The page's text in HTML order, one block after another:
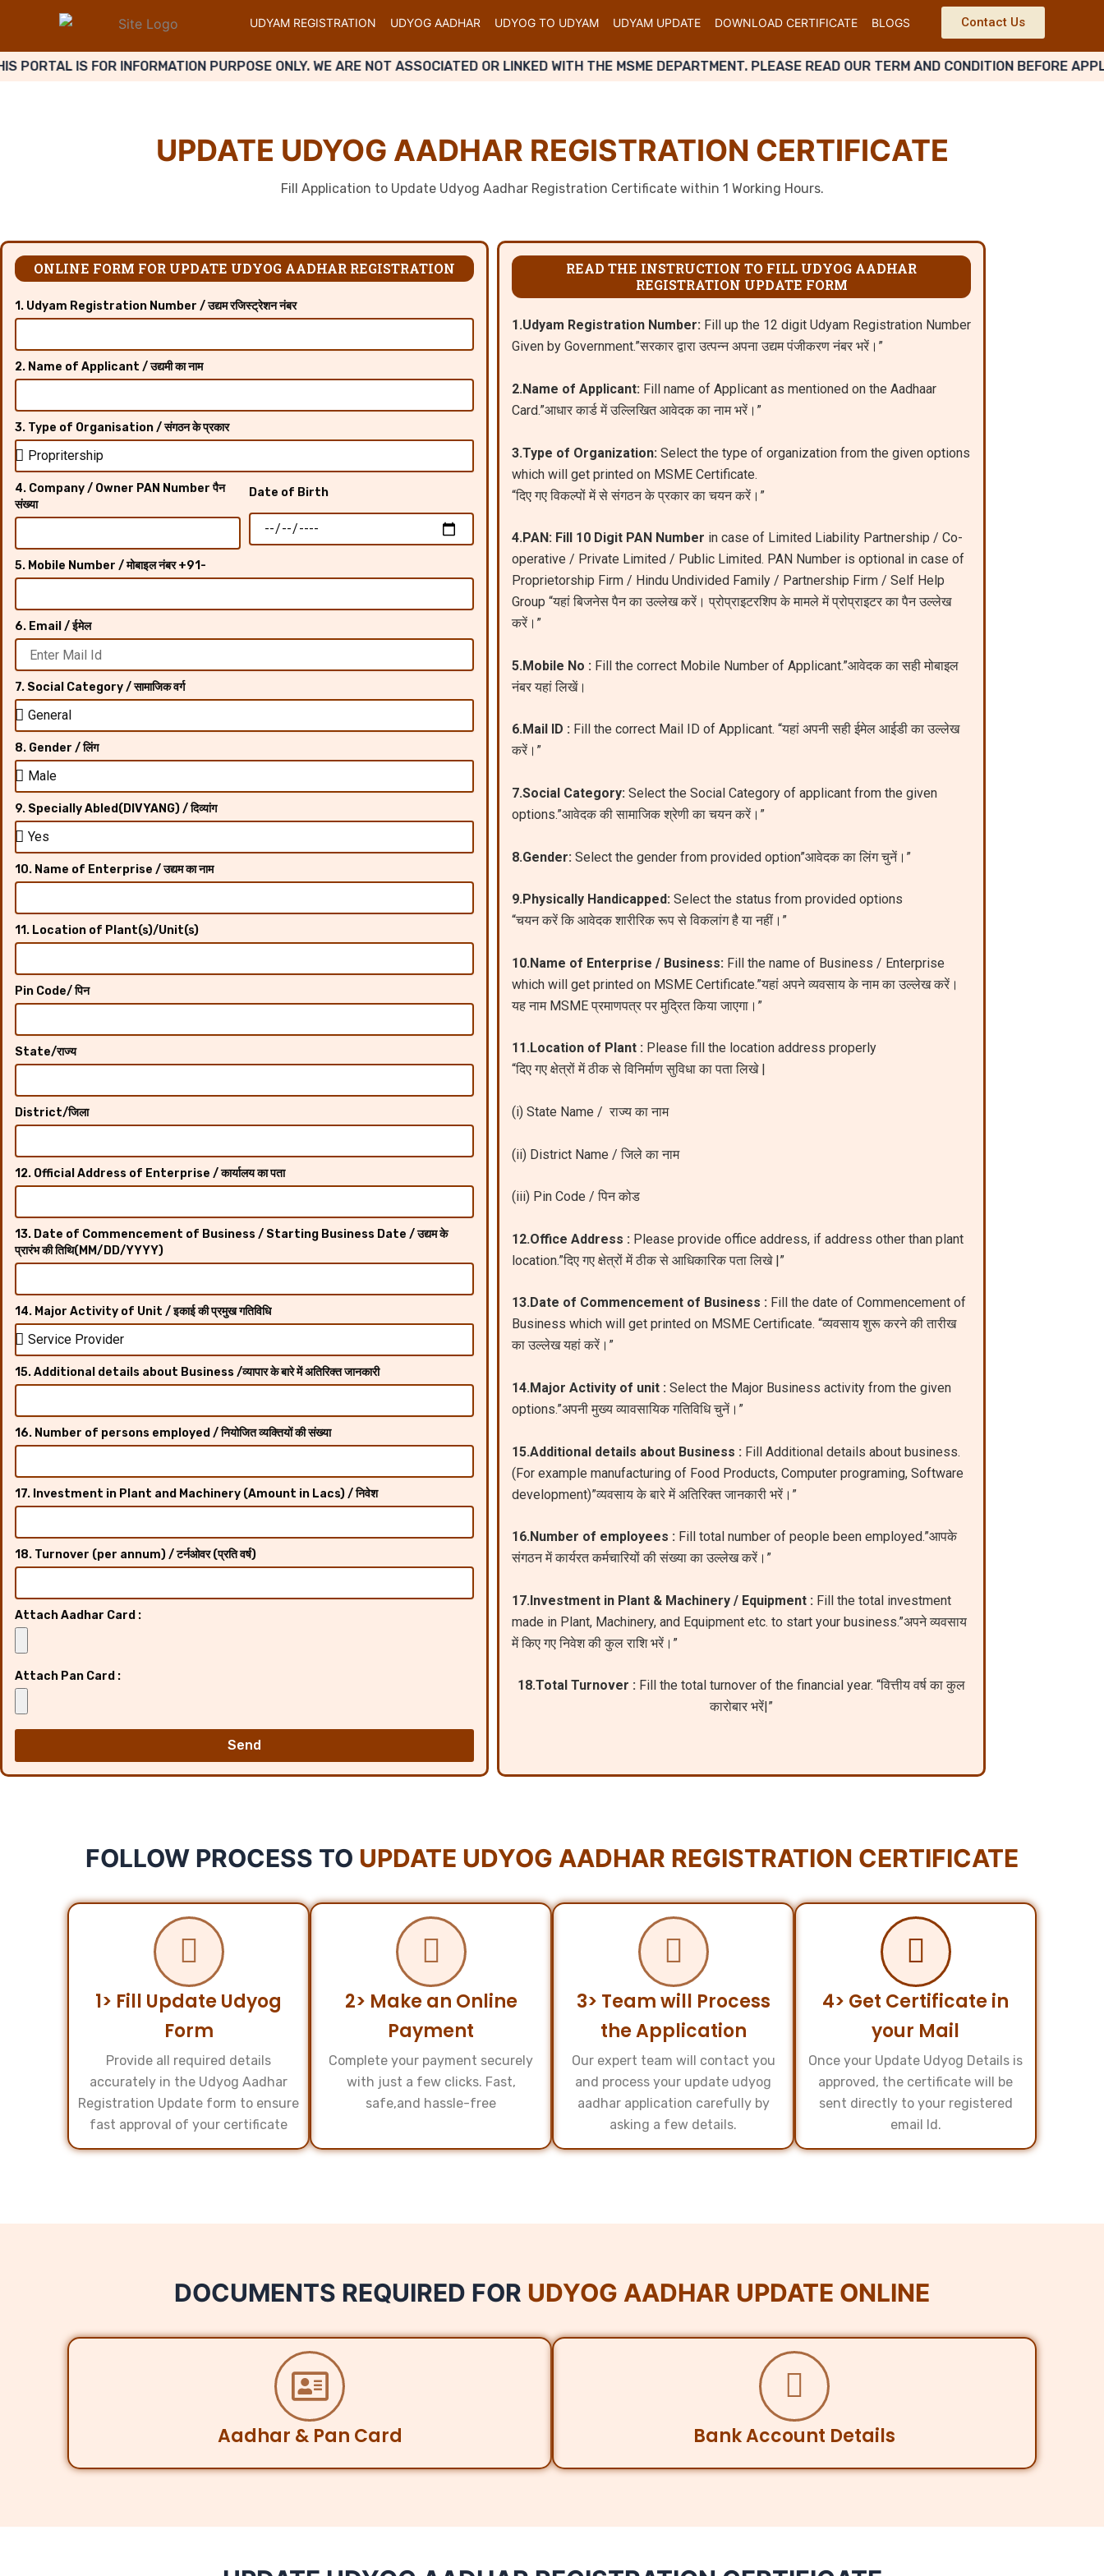
UDYAM REGISTRATION UDYOG AADHAR UDYOG TO UDYAM UDYAM UPDATE DOWNLOAD CERTIFICATE BLOGS Contact Us
IS FOR INFORMATION PURPOSE ONLY. WE ARE NOT ASSOCIATED OR LINKED WITH THE MSME DEPARTMENT. PLEASE READ OUR TERM AND CONDITION BEFORE APPLY.ALL
UPDATE UDYOG AADHAR REGISTRATION CERTIFICATE
Fill Application to Update Udyog Aadhar Registration Certificate within 1 Working Hours.
ONLINE FORM FOR UPDATE UDYOG AADHAR REGISTRATION
1. Udyam Registration Number / उद्यम रजिस्ट्रेशन नंबर
2. Name of Applicant / उद्यमी का नाम
3. Type of Organisation / संगठन के प्रकार
4. Company / Owner PAN Number पैन
संख्या
Date of Birth
5. Mobile Number / मोबाइल नंबर +91-
6. Email / ईमेल
7. Social Category / सामाजिक वर्ग
8. Gender / लिंग
9. Specially Abled(DIVYANG) / दिव्यांग
10. Name of Enterprise / उद्यम का नाम
11. Location of Plant(s)/Unit(s)
Pin Code/ पिन
State/राज्य
District/जिला
12. Official Address of Enterprise / कार्यालय का पता
13. Date of Commencement of Business / Starting Business Date / उद्यम के
प्रारंभ की तिथि(MM/DD/YYYY)
14. Major Activity of Unit / इकाई की प्रमुख गतिविधि
15. Additional details about Business /व्यापार के बारे में अतिरिक्त जानकारी
16. Number of persons employed / नियोजित व्यक्तियों की संख्या
17. Investment in Plant and Machinery (Amount in Lacs) / निवेश
18. Turnover (per annum) / टर्नओवर (प्रति वर्ष)
Attach Aadhar Card :
Attach Pan Card :
Send
READ THE INSTRUCTION TO FILL UDYOG AADHAR
REGISTRATION UPDATE FORM
1.Udyam Registration Number: Fill up the 12 digit Udyam Registration Number
Given by Government.”सरकार द्वारा उत्पन्न अपना उद्यम पंजीकरण नंबर भरें।”
2.Name of Applicant: Fill name of Applicant as mentioned on the Aadhaar
Card.”आधार कार्ड में उल्लिखित आवेदक का नाम भरें।”
3.Type of Organization: Select the type of organization from the given options
which will get printed on MSME Certificate.
“दिए गए विकल्पों में से संगठन के प्रकार का चयन करें।”
4.PAN: Fill 10 Digit PAN Number in case of Limited Liability Partnership / Co-
operative / Private Limited / Public Limited. PAN Number is optional in case of
Proprietorship Firm / Hindu Undivided Family / Partnership Firm / Self Help
Group “यहां बिजनेस पैन का उल्लेख करें। प्रोप्राइटरशिप के मामले में प्रोप्राइटर का पैन उल्लेख
करें।”
5.Mobile No : Fill the correct Mobile Number of Applicant.”आवेदक का सही मोबाइल
नंबर यहां लिखें।
6.Mail ID : Fill the correct Mail ID of Applicant. “यहां अपनी सही ईमेल आईडी का उल्लेख
करें।”
7.Social Category: Select the Social Category of applicant from the given
options.”आवेदक की सामाजिक श्रेणी का चयन करें।”
8.Gender: Select the gender from provided option”आवेदक का लिंग चुनें।”
9.Physically Handicapped: Select the status from provided options
“चयन करें कि आवेदक शारीरिक रूप से विकलांग है या नहीं।”
10.Name of Enterprise / Business: Fill the name of Business / Enterprise
which will get printed on MSME Certificate.”यहां अपने व्यवसाय के नाम का उल्लेख करें।
यह नाम MSME प्रमाणपत्र पर मुद्रित किया जाएगा।”
11.Location of Plant : Please fill the location address properly
“दिए गए क्षेत्रों में ठीक से विनिर्माण सुविधा का पता लिखे |
(i) State Name / राज्य का नाम
(ii) District Name / जिले का नाम
(iii) Pin Code / पिन कोड
12.Office Address : Please provide office address, if address other than plant
location.”दिए गए क्षेत्रों में ठीक से आधिकारिक पता लिखे |”
13.Date of Commencement of Business : Fill the date of Commencement of
Business which will get printed on MSME Certificate. “व्यवसाय शुरू करने की तारीख
का उल्लेख यहां करें।”
14.Major Activity of unit : Select the Major Business activity from the given
options.”अपनी मुख्य व्यावसायिक गतिविधि चुनें।”
15.Additional details about Business : Fill Additional details about business.
(For example manufacturing of Food Products, Computer programing, Software
development)”व्यवसाय के बारे में अतिरिक्त जानकारी भरें।”
16.Number of employees : Fill total number of people been employed.”आपके
संगठन में कार्यरत कर्मचारियों की संख्या का उल्लेख करें।”
17.Investment in Plant & Machinery / Equipment : Fill the total investment
made in Plant, Machinery, and Equipment etc. to start your business.”अपने व्यवसाय
में किए गए निवेश की कुल राशि भरें।”
18.Total Turnover : Fill the total turnover of the financial year. “वित्तीय वर्ष का कुल
कारोबार भरें|”
FOLLOW PROCESS TO UPDATE UDYOG AADHAR REGISTRATION CERTIFICATE
1> Fill Update Udyog
Form
Provide all required details
accurately in the Udyog Aadhar
Registration Update form to ensure
fast approval of your certificate
2> Make an Online
Payment
Complete your payment securely
with just a few clicks. Fast,
safe,and hassle-free
3> Team will Process
the Application
Our expert team will contact you
and process your update udyog
aadhar application carefully by
asking a few details.
4> Get Certificate in
your Mail
Once your Update Udyog Details is
approved, the certificate will be
sent directly to your registered
email Id.
DOCUMENTS REQUIRED FOR UDYOG AADHAR UPDATE ONLINE
Aadhar & Pan Card Bank Account Details